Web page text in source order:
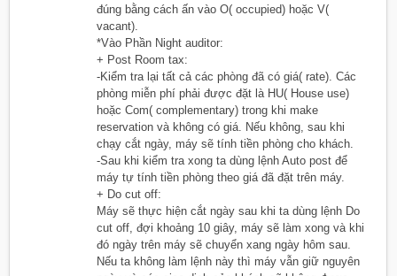
đúng bằng cách ấn vào O( occupied) hoặc V(
vacant).
*Vào Phần Night auditor:
+ Post Room tax:
-Kiểm tra lại tất cả các phòng đã có giá( rate). Các
phòng miễn phí phải được đặt là HU( House use)
hoặc Com( complementary) trong khi make
reservation và không có giá. Nếu không, sau khi
chạy cắt ngày, máy sẽ tính tiền phòng cho khách.
-Sau khi kiểm tra xong ta dùng lệnh Auto post để
máy tự tính tiền phòng theo giá đã đặt trên máy.
+ Do cut off:
Máy sẽ thực hiện cắt ngày sau khi ta dùng lệnh Do
cut off, đợi khoảng 10 giây, máy sẽ làm xong và khi
đó ngày trên máy sẽ chuyển xang ngày hôm sau.
Nếu ta không làm lệnh này thì máy vẫn giữ nguyên